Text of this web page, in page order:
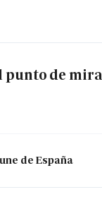
punto de mira
de España